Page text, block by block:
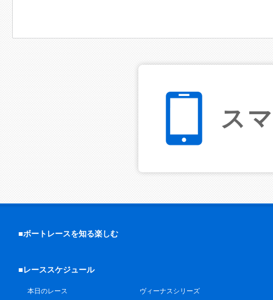
ス
■ボートレースを知る楽しむ
■レーススケジュール
本日のレース
ヴィーナスシリーズ